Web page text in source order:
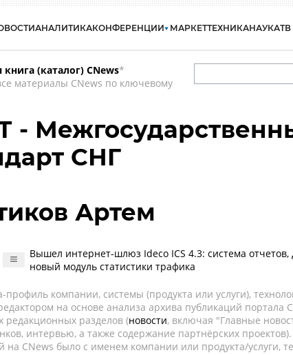
АНАЛИТИКАКОНФЕРЕНЦИИ МАРКЕТТЕХНИКАНАУКАТВ
книга (каталог) CNews*
материалы CNews по ключевому
-
СНГ
Артем
Вышел интернет-шлюз Ideco ICS 4.3: система отчетов,
новый модуль статистики трафика
компании, системы (продукта или услуги),
на основе анализа архива публикаций портала
редакционных разделов (новости, включая "Главные
интервью, а также содержание партнёрских
на CNews было с именем компании или продукта/услуги,